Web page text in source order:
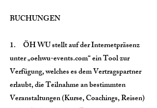
BUCHUNGEN
1. ÖH WU stellt auf der Internetpräsenz
unter „oehwu-events.com“ ein Tool zur
Verfügung, welches es dem Vertragspartner
erlaubt, die Teilnahme an bestimmten
Veranstaltungen (Kurse, Coachings, Reisen)